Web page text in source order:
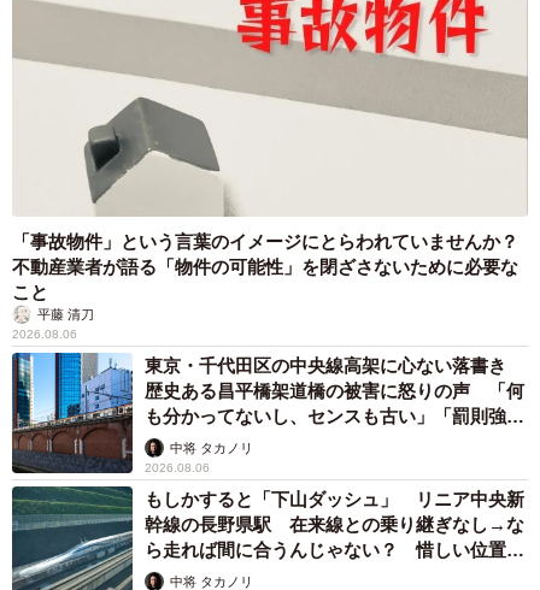
「事故物件」という言葉のイメージにとらわれていませんか？
不動産業者が語る「物件の可能性」を閉ざさないために必要な
こと
平藤 清刀
2026.08.06
東京・千代田区の中央線高架に心ない落書き
歴史ある昌平橋架道橋の被害に怒りの声 「何
も分かってないし、センスも古い」「罰則強化
して」中将 タカノリ
2026.08.06
もしかすると「下山ダッシュ」 リニア中央新
幹線の長野県駅 在来線との乗り継ぎなし→な
ら走れば間に合うんじゃない？ 惜しい位置関
係が反響
中将 タカノリ